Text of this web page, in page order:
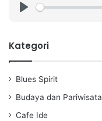
a
Kategori
Blues Spirit
Budaya dan Pariwisata
Cafe Ide